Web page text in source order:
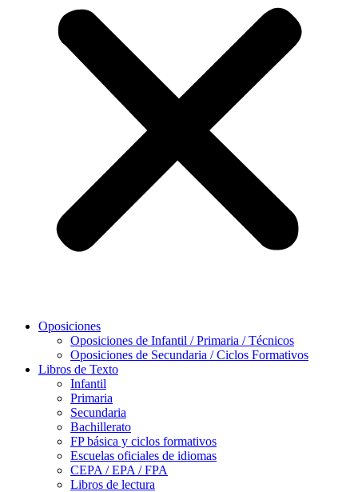
Oposiciones
Oposiciones de Infantil / Primaria / Técnicos
Oposiciones de Secundaria / Ciclos Formativos
Libros de Texto
Infantil
Primaria
Secundaria
Bachillerato
FP básica y ciclos formativos
Escuelas oficiales de idiomas
CEPA / EPA / FPA
Libros de lectura